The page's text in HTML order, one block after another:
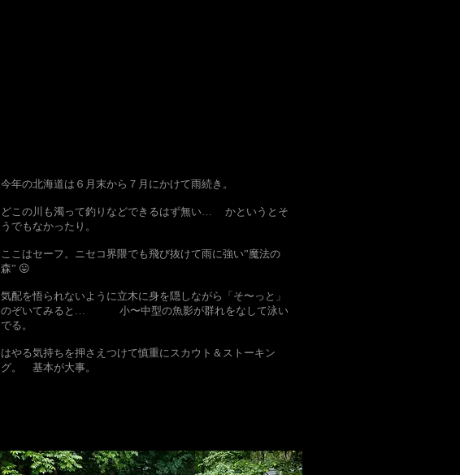
今年の北海道は６月末から７月にかけて雨続き。
どこの川も濁って釣りなどできるはず無い… かというとそ
うでもなかったり。
ここはセーフ。ニセコ界隈でも飛び抜けて雨に強い”魔法の
森” 😛
​気配を悟られないように立木に身を隠しながら「そ〜っと」
のぞいてみると… 小〜中型の魚影が群れをなして泳い
でる。
​はやる気持ちを押さえつけて慎重にスカウト＆ストーキン
グ。 基本が大事。